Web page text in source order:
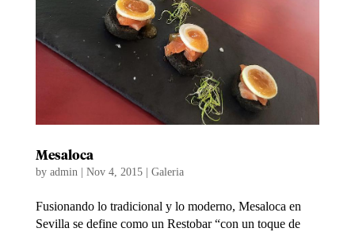
Mesaloca
by admin| Nov 4, 2015| Galeria
Fusionando lo tradicional y lo moderno, Mesaloca en
Sevilla se define como un Restobar “con un toque de